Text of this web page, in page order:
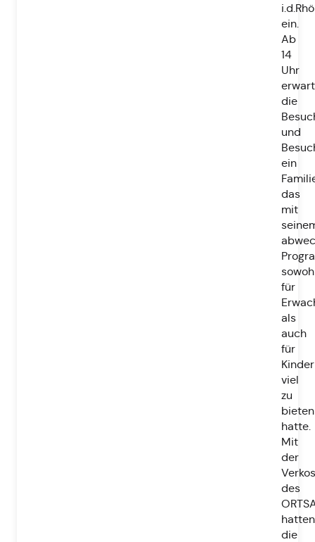
ein.
Ab
14
Uhr
die
und
ein
das
mit
für
als
auch
für
Kinder
viel
zu
bieten
hatte.
Mit
der
des
hatten
die